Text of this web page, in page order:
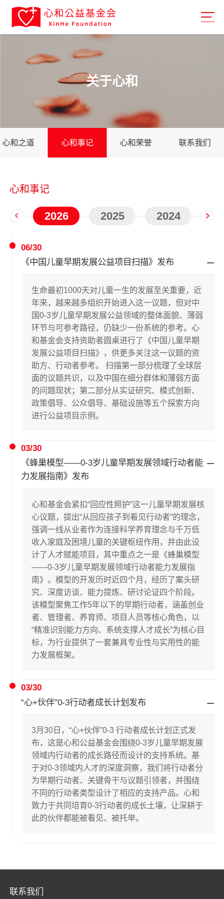
关于心和
心和之道 心和事记 心和荣誉 联系我们
心和事记
2026 2025 2024
06/30
《中国儿童早期发展公益项目扫描》发布
生命最初1000天对儿童一生的发展至关重要，近
年来，越来越多组织开始进入这一议题，但对中
国0-3岁儿童早期发展公益领域的整体面貌、薄弱
环节与可参考路径，仍缺少一份系统的参考。心
和基金会支持资助者圆桌进行了《中国儿童早期
发展公益项目扫描》，供更多关注这一议题的资
助方、行动者参考。 扫描第一部分梳理了全球层
面的议题共识，以及中国在细分群体和薄弱方面
的问题现状；第二部分从实证研究、模式创新、
政策倡导、公众倡导、基础设施等五个探索方向
进行公益项目示例。
03/30
《蜂巢模型——0-3岁儿童早期发展领域行动者能
力发展指南》发布
心和基金会紧扣“回应性照护”这一儿童早期发展核
心议题，提出“从回应孩子到看见行动者”的理念，
强调一线从业者作为连接科学养育理念与千万低
收入家庭及困境儿童的关键枢纽作用，并由此设
计了人才赋能项目，其中重点之一是《蜂巢模型
——0-3岁儿童早期发展领域行动者能力发展指
南》。模型的开发历时近四个月，经历了案头研
究、深度访谈、能力提炼、研讨论证四个阶段。
该模型聚焦工作5年以下的早期行动者，涵盖创业
者、管理者、养育师、项目人员等核心角色，以
“精准识别能力方向、系统支撑人才成长”为核心目
标，为行业提供了一套兼具专业性与实用性的能
力发展框架。
03/30
“心+伙伴”0-3行动者成长计划发布
3月30日，“心+伙伴”0-3 行动者成长计划正式发
布，这是心和公益基金会围绕0-3岁儿童早期发展
领域内行动者的成长路径而设计的支持系统。基
于对0-3领域内人才的深度洞察，我们将行动者分
为早期行动者、关键骨干与议题引领者，并围绕
不同的行动者类型设计了相应的支持产品。心和
致力于共同培育0-3行动者的成长土壤，让深耕于
此的伙伴都能被看见、被托举。
联系我们